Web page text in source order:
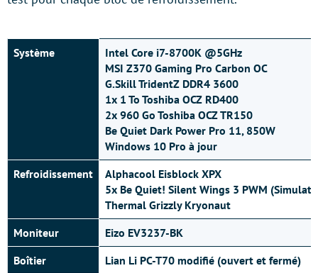
Système
Intel Core i7-8700K @5GHz
MSI Z370 Gaming Pro Carbon OC
G.Skill TridentZ DDR4 3600
1x 1 To Toshiba OCZ RD400
2x 960 Go Toshiba OCZ TR150
Be Quiet Dark Power Pro 11, 850W
Windows 10 Pro à jour
Refroidissement
Alphacool Eisblock XPX
5x Be Quiet! Silent Wings 3 PWM
Thermal Grizzly Kryonaut
Moniteur
Eizo EV3237-BK
Boîtier
Lian Li PC-T70 modifié (ouvert et fermé)